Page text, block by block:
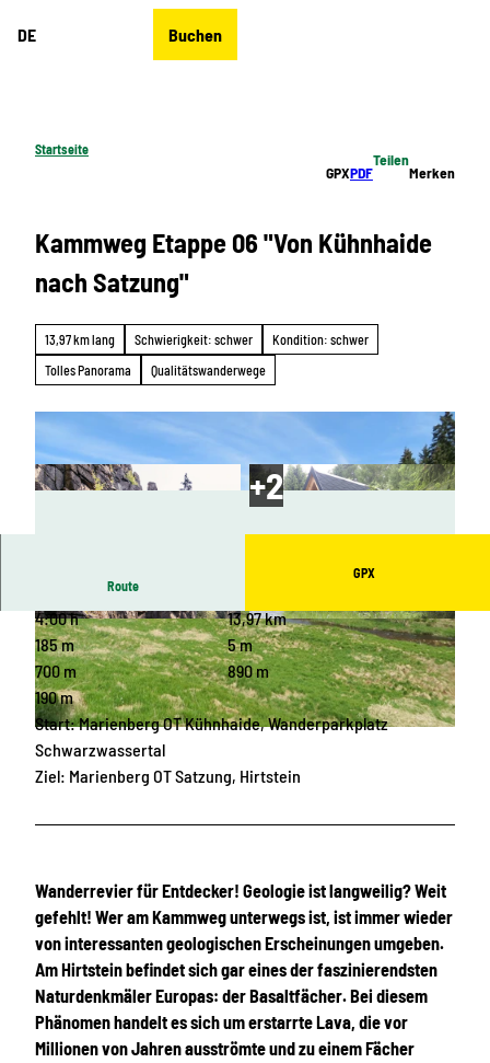
DE Buchen
Startseite
GPXPDF
Teilen
Merken
Kammweg Etappe 06 "Von Kühnhaide
nach Satzung"
13,97 km lang Schwierigkeit: schwer
Kondition: schwer
Tolles Panorama
Qualitätswanderwege
© Franziska Consolati, Erlebnisheimat Erzgebir
ge |CC-BY
© Birgit Knöbel, Erlebnisheimat Erzgebirge
Route
GPX
4:00 h
13,97 km
185 m
5 m
700 m
890 m
190 m
Start: Marienberg OT Kühnhaide, Wanderparkplatz
Schwarzwassertal
Ziel: Marienberg OT Satzung, Hirtstein
Wanderrevier für Entdecker! Geologie ist langweilig? Weit
gefehlt! Wer am Kammweg unterwegs ist, ist immer wieder
von interessanten geologischen Erscheinungen umgeben.
Am Hirtstein befindet sich gar eines der faszinierendsten
Naturdenkmäler Europas: der Basaltfächer. Bei diesem
Phänomen handelt es sich um erstarrte Lava, die vor
Millionen von Jahren ausströmte und zu einem Fächer